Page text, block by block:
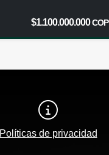
$1.100.000.000COP
Políticas de privacidad